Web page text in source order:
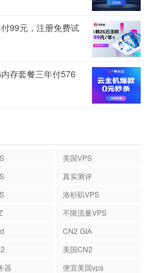
99元，注册免费试
存套餐三年付576
美国VPS
真实测评
洛杉矶VPS
不限流量VPS
CN2 GIA
美国CN2
器
便宜美国vps